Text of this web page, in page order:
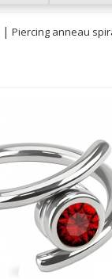
Piercing anneau